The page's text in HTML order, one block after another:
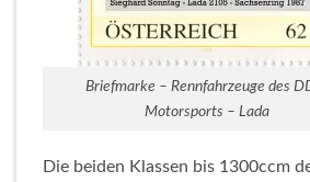
Briefmarke – Rennfahrzeuge des
Motorsports – Lada
Die beiden Klassen bis 1300ccm